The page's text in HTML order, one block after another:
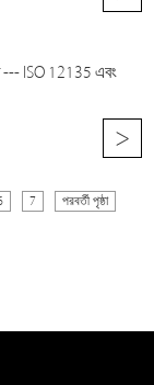
--- ISO 12135 এবং
>
7 পরবর্তী পৃষ্ঠা